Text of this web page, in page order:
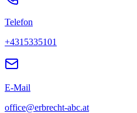
Telefon
+4315335101
E-Mail
office@erbrecht-abc.at